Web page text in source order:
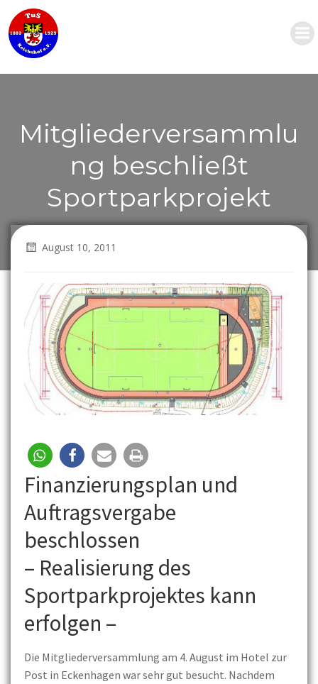
Mitgliederversammlu
ng beschließt
Sportparkprojekt
August 10, 2011
Finanzierungsplan und
Auftragsvergabe
beschlossen
– Realisierung des
Sportparkprojektes kann
erfolgen –
Die Mitgliederversammlung am 4. August im Hotel zur
Post in Eckenhagen war sehr gut besucht. Nachdem